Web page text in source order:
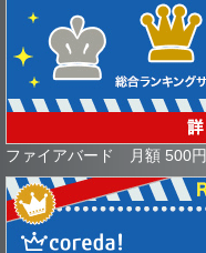
ファイアバード 月額 500円